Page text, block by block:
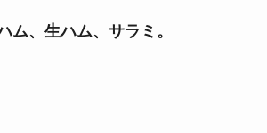
ム、生ハム、サラミ。